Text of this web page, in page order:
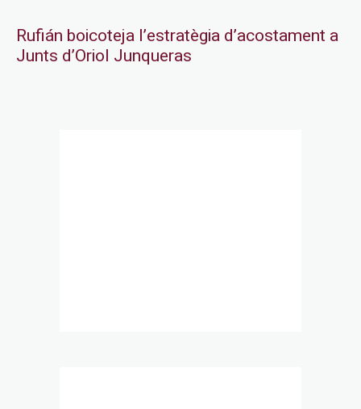
Rufián boicoteja l’estratègia d’acostament a
Junts d’Oriol Junqueras